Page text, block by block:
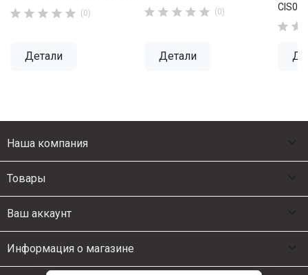
     (0)
Детали
     (0)
Детали
 
Наша компания
Товары
Ваш аккаунт
Информация о магазине